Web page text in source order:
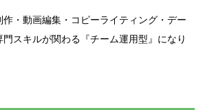
・動画編集・コピーライティング・デー
スキルが関わる『チーム運用型』になり